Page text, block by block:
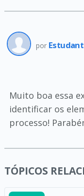
por
Muito boa essa
identificar os
processo!
TÓPICOS